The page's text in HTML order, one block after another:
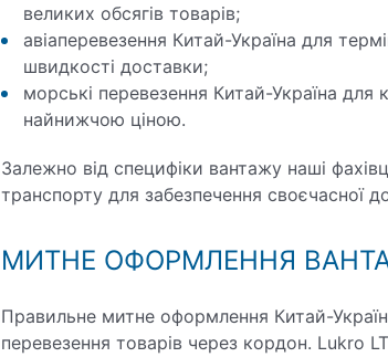
великих обсягів товарів;
авіаперевезення Китай-Україна для
швидкості доставки;
морські перевезення Китай-Україна для
найнижчою ціною.
Залежно від специфіки вантажу наші
транспорту для забезпечення своєчасної
МИТНЕ ОФОРМЛЕННЯ
Правильне митне оформлення Китай-
перевезення товарів через кордон. Lukro